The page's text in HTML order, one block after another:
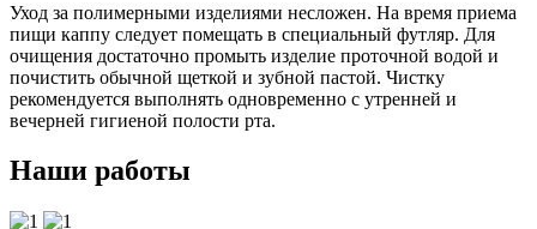
Уход за полимерными изделиями несложен. На время приема
пищи каппу следует помещать в специальный футляр. Для
очищения достаточно промыть изделие проточной водой и
почистить обычной щеткой и зубной пастой. Чистку
рекомендуется выполнять одновременно с утренней и
вечерней гигиеной полости рта.
Наши работы